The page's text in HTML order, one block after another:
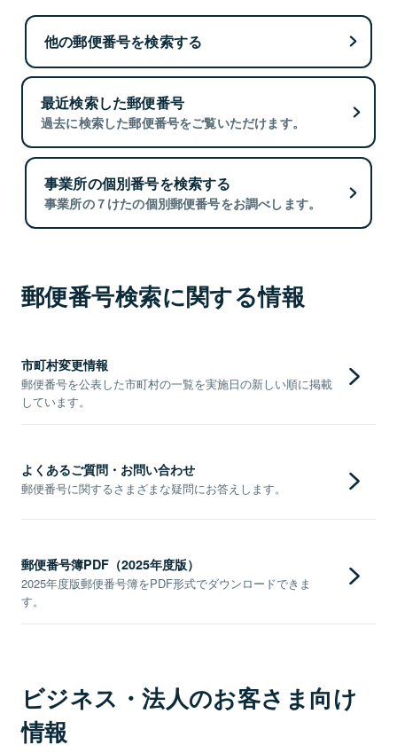
他の郵便番号を検索する
最近検索した郵便番号
過去に検索した郵便番号をご覧いただけます。
事業所の個別番号を検索する
事業所の７けたの個別郵便番号をお調べします。
郵便番号検索に関する情報
市町村変更情報
郵便番号を公表した市町村の一覧を実施日の新しい順に掲載
しています。
よくあるご質問・お問い合わせ
郵便番号に関するさまざまな疑問にお答えします。
郵便番号簿PDF（2025年度版）
2025年度版郵便番号簿をPDF形式でダウンロードできま
す。
ビジネス・法人のお客さま向け
情報